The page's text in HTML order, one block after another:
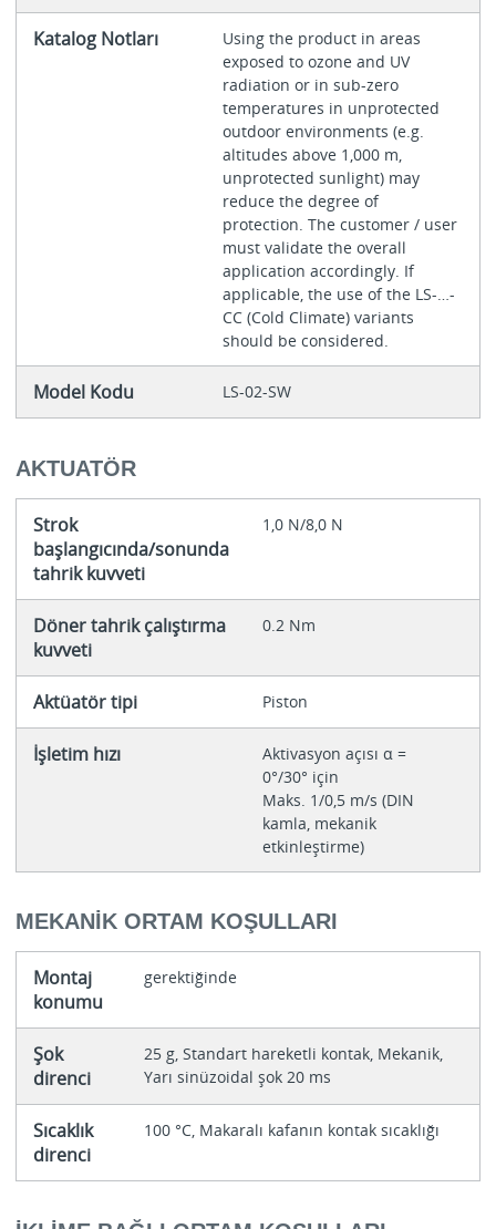
Katalog Notları
Using the product in areas
exposed to ozone and UV
radiation or in sub-zero
temperatures in unprotected
outdoor environments (e.g.
altitudes above 1,000 m,
unprotected sunlight) may
reduce the degree of
protection. The customer / user
must validate the overall
application accordingly. If
applicable, the use of the LS-…-
CC (Cold Climate) variants
should be considered.
Model Kodu LS-02-SW
AKTUATÖR
Strok
başlangıcında/sonunda
tahrik kuvveti
1,0 N/8,0 N
Döner tahrik çalıştırma
kuvveti
0.2 Nm
Aktüatör tipi Piston
İşletim hızı
Aktivasyon açısı α =
0°/30° için
Maks. 1/0,5 m/s (DIN
kamla, mekanik
etkinleştirme)
MEKANIK ORTAM KOŞULLARI
Montaj
konumu
gerektiğinde
Şok
direnci
25 g, Standart hareketli kontak, Mekanik,
Yarı sinüzoidal şok 20 ms
Sıcaklık
direnci
100 °C, Makaralı kafanın kontak sıcaklığı